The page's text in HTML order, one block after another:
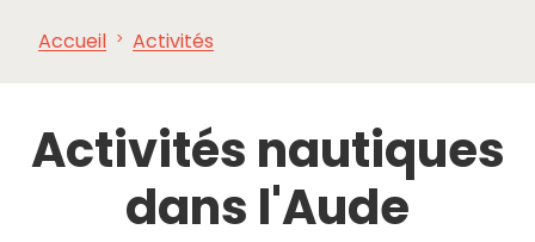
Accueil Activités
Activités nautiques
dans l'Aude